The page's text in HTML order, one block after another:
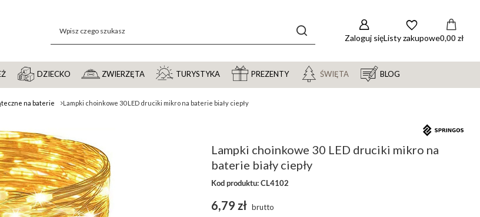
Zaloguj sięListy zakupowe0,00 zł
DZIECKO ZWIERZĘTA TURYSTYKA PREZENTY ŚWIĘTA BLOG
na baterie Lampki choinkowe 30 LED druciki mikro na baterie biały ciepły
Lampki choinkowe 30 LED druciki mikro na
baterie biały ciepły
Kod produktu: CL4102
6,79 zł brutto